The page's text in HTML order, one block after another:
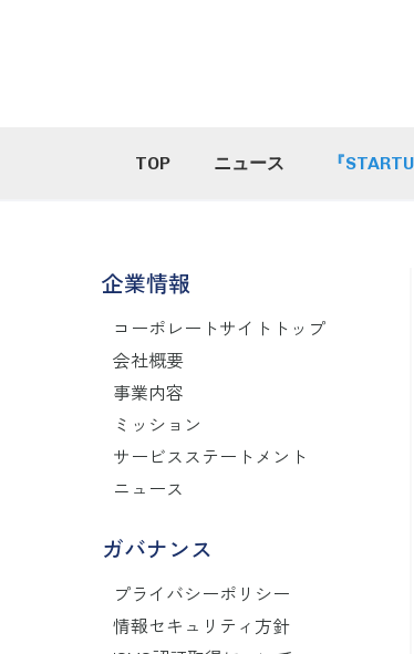
TOP ニュース 『
企業情報
コーポレートサイトトップ
会社概要
事業内容
ミッション
サービスステートメント
ニュース
ガバナンス
プライバシーポリシー
情報セキュリティ方針